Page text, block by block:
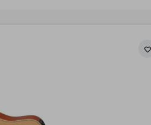
favorite_border